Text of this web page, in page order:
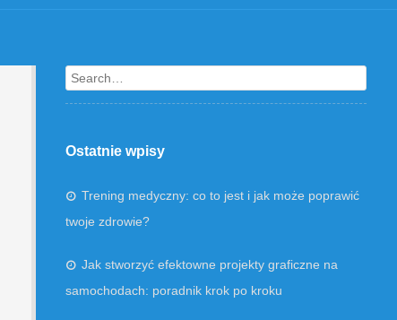
Search
Ostatnie wpisy
Trening medyczny: co to jest i jak może poprawić
twoje zdrowie?
Jak stworzyć efektowne projekty graficzne na
samochodach: poradnik krok po kroku